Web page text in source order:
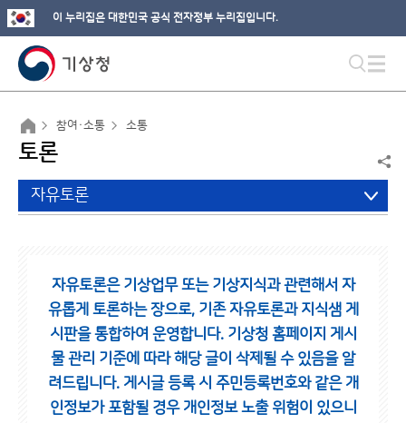
이 누리집은 대한민국 공식 전자정부 누리집입니다.
참여·소통 소통
토론
자유토론
자유토론은 기상업무 또는 기상지식과 관련해서 자
유롭게 토론하는 장으로, 기존 자유토론과 지식샘 게
시판을 통합하여 운영합니다. 기상청 홈페이지 게시
물 관리 기준에 따라 해당 글이 삭제될 수 있음을 알
려드립니다. 게시글 등록 시 주민등록번호와 같은 개
인정보가 포함될 경우 개인정보 노출 위험이 있으니